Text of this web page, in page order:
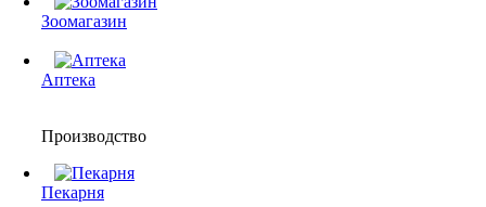
Зоомагазин
Аптека
Производство
Пекарня